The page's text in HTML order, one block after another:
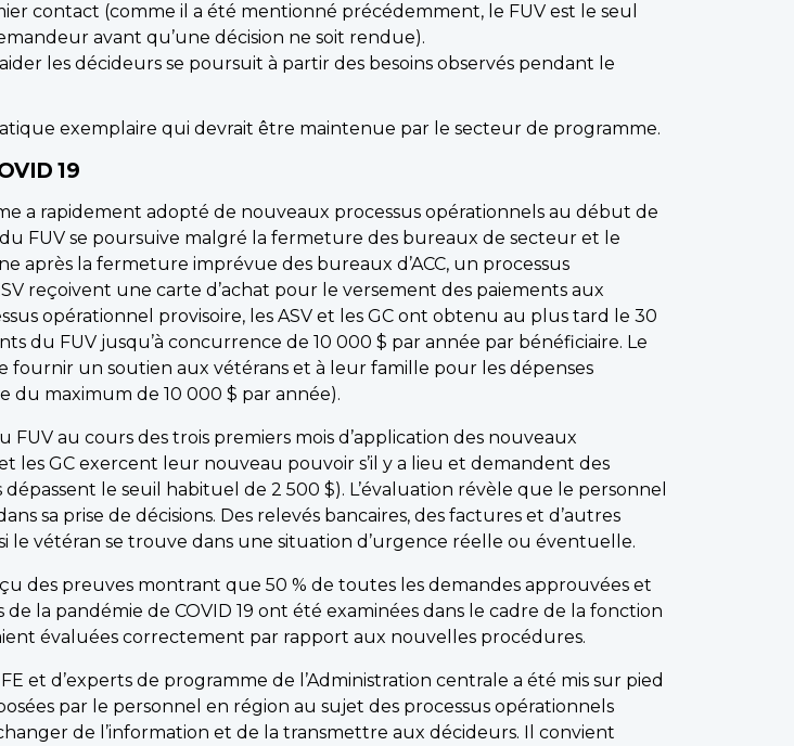
contact (comme il a été mentionné précédemment, le FUV est le seul
avant qu’une décision ne soit rendue).
les décideurs se poursuit à partir des besoins observés pendant le
exemplaire qui devrait être maintenue par le secteur de programme.
19
a rapidement adopté de nouveaux processus opérationnels au début de
FUV se poursuive malgré la fermeture des bureaux de secteur et le
après la fermeture imprévue des bureaux d’ACC, un processus
reçoivent une carte d’achat pour le versement des paiements aux
opérationnel provisoire, les ASV et les GC ont obtenu au plus tard le 30
du FUV jusqu’à concurrence de 10 000 $ par année par bénéficiaire. Le
fournir un soutien aux vétérans et à leur famille pour les dépenses
du maximum de 10 000 $ par année).
FUV au cours des trois premiers mois d’application des nouveaux
les GC exercent leur nouveau pouvoir s’il y a lieu et demandent des
le seuil habituel de 2 500 $). L’évaluation révèle que le personnel
sa prise de décisions. Des relevés bancaires, des factures et d’autres
le vétéran se trouve dans une situation d’urgence réelle ou éventuelle.
des preuves montrant que 50 % de toutes les demandes approuvées et
la pandémie de COVID 19 ont été examinées dans le cadre de la fonction
évaluées correctement par rapport aux nouvelles procédures.
et d’experts de programme de l’Administration centrale a été mis sur pied
par le personnel en région au sujet des processus opérationnels
de l’information et de la transmettre aux décideurs. Il convient